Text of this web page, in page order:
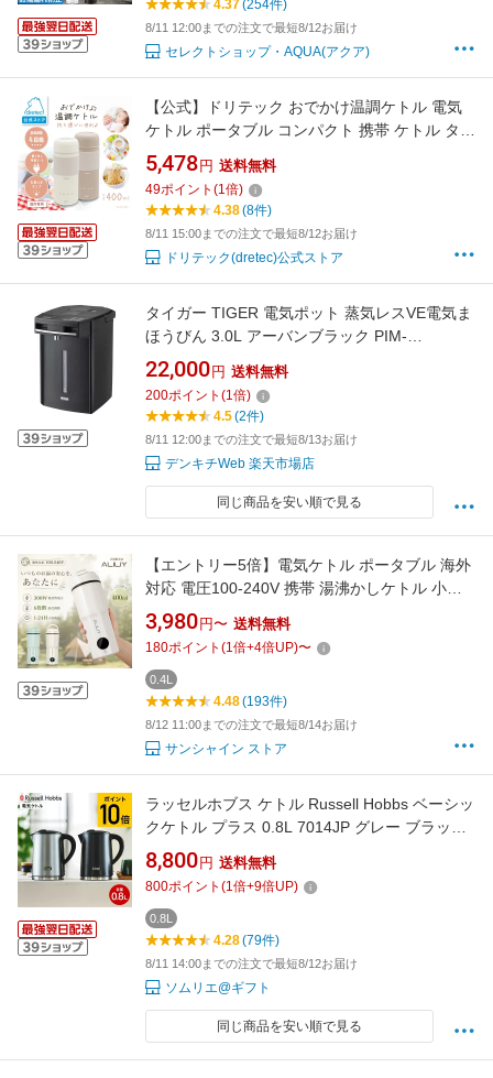
4.37 (254件)
8/11 12:00までの注文で最短8/12お届け
セレクトショップ・AQUA(アクア)
【公式】ドリテック おでかけ温調ケトル 電気
ケトル ポータブル コンパクト 携帯 ケトル タン
ブラー 持ち運び 温度調節 4段階 お知らせ機能
コード着脱式 旅行 オフィス 外出先 粉ミルク 赤
ちゃん 育児 タンブラー PO-170
5,478 円 送料無料
49ポイント (1倍)
4.38(8件)
8/11 15:00までの注文で最短8/12お届け
ドリテック(dretec)公式ストア
タイガー TIGER 電気ポット 蒸気レスVE電気ま
ほうびん 3.0L アーバンブラック PIM-
H300KE〈PIMH300KE〉
22,000 円 送料無料
200ポイント (1倍)
4.5(2件)
8/11 12:00までの注文で最短8/13お届け
デンキチWeb 楽天市場店
同じ商品を安い順で見る
【エントリー5倍】電気ケトル ポータブル 海外
対応 電圧100-240V 携帯 湯沸かしケトル 小型 6
段階温度調節 1-24H予約機能 保温 400ml トラ
ベルケトル ステンレス 二重構造 旅行 一人用 ギ
フト メーカー保証 防災グッズ アウトドア コン
パクト 電気ポット コーヒー 持ち運び
3,980 円〜 送料無料
180ポイント (1倍+4倍UP)〜
0.4L
4.48(193件)
8/12 11:00までの注文で最短8/14お届け
サンシャイン ストア
ラッセルホブス ケトル Russell Hobbs ベーシッ
クケトル プラス 0.8L 7014JP グレー ブラック
送料無料 / 800ml 電気ケトル 電気ポット 転倒
お湯もれ防止 二重構造 ステンレス 空焚き防止
ロックボタン オートオフ 広口 お手入れ簡単
JGS
8,800 円 送料無料
800ポイント (1倍+9倍UP)
0.8L
4.28(79件)
8/11 14:00までの注文で最短8/12お届け
ソムリエ@ギフト
同じ商品を安い順で見る